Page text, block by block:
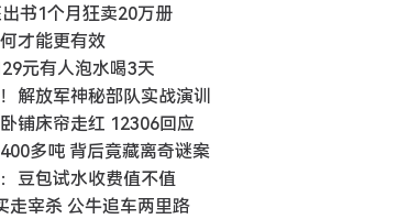
书1个月狂卖20万册
才能更有效
元有人泡水喝3天
解放军神秘部队实战演训
铺床帘走红 12306回应
多吨 背后竟藏离奇谜案
豆包试水收费值不值
走宰杀 公牛追车两里路